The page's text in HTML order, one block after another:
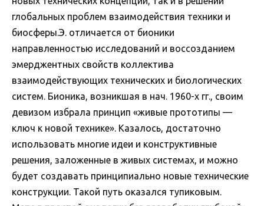
глобальных проблем взаимодействия техники и
биосферы.Э. отличается от бионики
направленностью исследований и воссозданием
эмерджентных свойств коллектива
взаимодействующих технических и биологических
систем. Бионика, возникшая в нач. 1960-х гг., своим
девизом избрала принцип «живые прототипы —
ключ к новой технике». Казалось, достаточно
использовать многие идеи и конструктивные
решения, заложенные в живых системах, и можно
будет создавать принципиально новые технические
конструкции. Такой путь оказался тупиковым.